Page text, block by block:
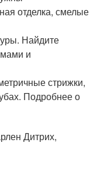
отделка, смелые
Найдите
и
стрижки,
Подробнее о
Дитрих,